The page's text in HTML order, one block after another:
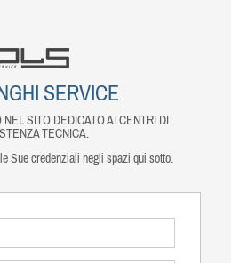
SERVICE
SITO DEDICATO AI CENTRI DI
TECNICA.
Sue credenziali negli spazi qui sotto.